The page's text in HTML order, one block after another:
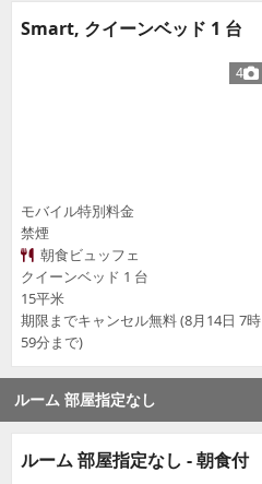
Smart, クイーンベッド 1 台
4
モバイル特別料金
禁煙
朝食ビュッフェ
クイーンベッド 1 台
15平米
期限までキャンセル無料 (8月14日 7時
59分まで)
ルーム 部屋指定なし
ルーム 部屋指定なし - 朝食付